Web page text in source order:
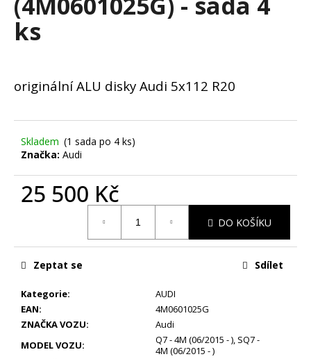
ks
originální ALU disky Audi 5x112 R20
Skladem (1 sada po 4 ks)
Značka: Audi
25 500 Kč
DO KOŠÍKU
Kategorie:
AUDI
EAN:
4M0601025G
ZNAČKA VOZU:
Audi
MODEL VOZU: Q7 - 4M (06/2015 - ), SQ7 -
4M (06/2015 - )
Zeptat se Sdílet
u
ZIMNÍ
VW
TIGUAN
ORIGINÁLNÍ
ALU
(5NA071497)
SADA
KS
17
900
Kč